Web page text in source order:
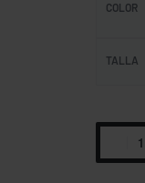
COLOR
TALLA